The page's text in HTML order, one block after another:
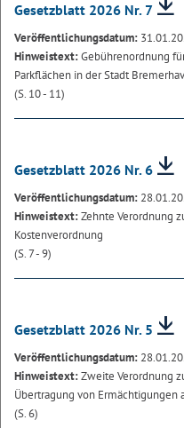
Gesetzblatt 2026 Nr. 7
Veröffentlichungsdatum:
Hinweistext:Gebührenordnung
Parkflächen in der Stadt
(S. 10 - 11)
Gesetzblatt 2026 Nr. 6
Veröffentlichungsdatum:
Hinweistext:Zehnte Verordnung
Kostenverordnung
(S. 7 - 9)
Gesetzblatt 2026 Nr. 5
Veröffentlichungsdatum:
Hinweistext:Zweite Verordnung
Übertragung von Ermächtigungen
(S. 6)